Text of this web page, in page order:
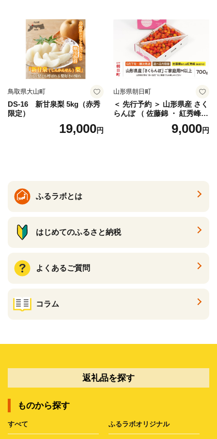
産 農家直送 期間限定 特産品
サイズミックス くらもとフ
ァーム 愛南町 愛媛県
鳥取県大山町
DS-16 新甘泉梨 5kg（赤秀
限定）
19,000円
山形県朝日町
＜ 先行予約 ＞ 山形県産 さく
らんぼ （ 佐藤錦 ・ 紅秀峰
） ご家庭用 M以上 700g 【20
26年6月下旬から7月上旬発
9,000円
ふるラボとは
はじめてのふるさと納税
よくあるご質問
コラム
返礼品を探す
ものから探す
すべて ふるラボオリジナル